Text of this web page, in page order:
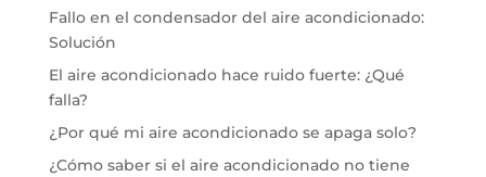
Fallo en el condensador del aire acondicionado:
Solución
El aire acondicionado hace ruido fuerte: ¿Qué
falla?
¿Por qué mi aire acondicionado se apaga solo?
¿Cómo saber si el aire acondicionado no tiene